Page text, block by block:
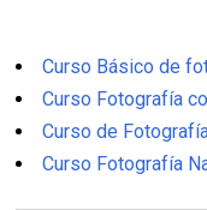
Curso Básico de
Curso Fotografía
Curso de
Curso Fotografía